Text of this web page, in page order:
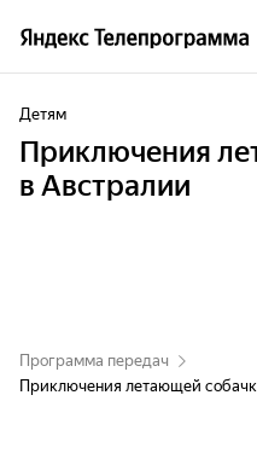
Детям
Приключения
в Австралии
Программа передач
Приключения летающей